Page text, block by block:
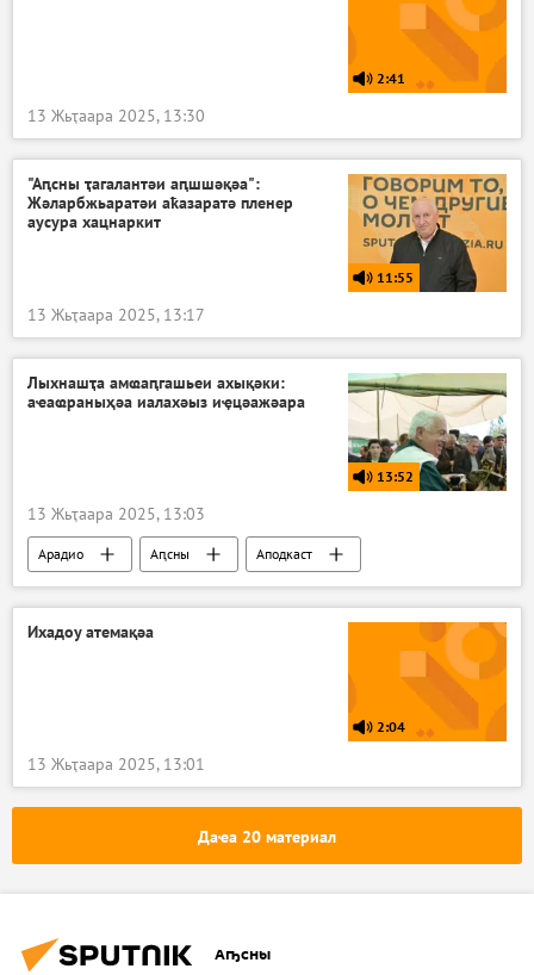
2:41
13 Жьҭаара 2025, 13:30
"Аԥсны ҭагалантәи аԥшшәқәа":
Жәларбжьаратәи аҟазаратә пленер
аусура хацнаркит
11:55
13 Жьҭаара 2025, 13:17
Лыхнашҭа амҩаԥгашьеи ахықәки:
аҽаҩраныҳәа иалахәыз иҿцәажәара
13:52
13 Жьҭаара 2025, 13:03
Арадио Аԥсны Аподкаст
Ихадоу атемақәа
2:04
13 Жьҭаара 2025, 13:01
Даҽа 20 материал
Аҧсны